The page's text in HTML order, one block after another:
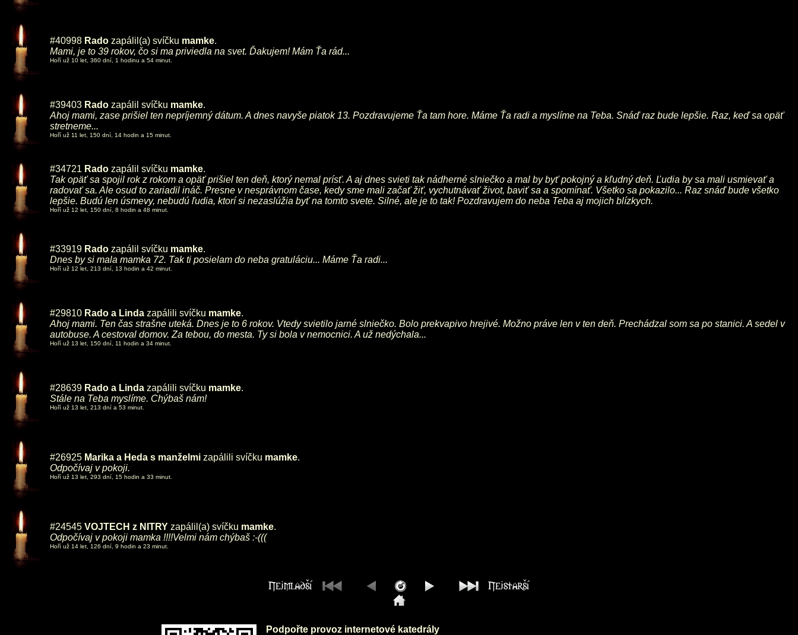
#40998 Rado zapálil(a) svíčku mamke.
Mami, je to 39 rokov, čo si ma priviedla na svet. Ďakujem! Mám Ťa rád...
Hoří už 10 let, 360 dní, 1 hodinu a 54 minut.
#39403 Rado zapálil svíčku mamke.
Ahoj mami, zase prišiel ten nepríjemný dátum. A dnes navyše piatok 13. Pozdravujeme Ťa tam hore. Máme Ťa radi a myslíme na Teba. Snáď raz bude lepšie. Raz, keď sa opäť
stretneme...
Hoří už 11 let, 150 dní, 14 hodin a 15 minut.
#34721 Rado zapálil svíčku mamke.
Tak opäť sa spojil rok z rokom a opäť prišiel ten deň, ktorý nemal prísť. A aj dnes svieti tak nádherné slniečko a mal by byť pokojný a kľudný deň. Ľudia by sa mali usmievať a
radovať sa. Ale osud to zariadil ináč. Presne v nesprávnom čase, kedy sme mali začať žiť, vychutnávať život, baviť sa a spomínať. Všetko sa pokazilo... Raz snáď bude všetko
lepšie. Budú len úsmevy, nebudú ľudia, ktorí si nezaslúžia byť na tomto svete. Silné, ale je to tak! Pozdravujem do neba Teba aj mojich blízkych.
Hoří už 12 let, 150 dní, 8 hodin a 48 minut.
#33919 Rado zapálil svíčku mamke.
Dnes by si mala mamka 72. Tak ti posielam do neba gratuláciu... Máme Ťa radi...
Hoří už 12 let, 213 dní, 13 hodin a 42 minut.
#29810 Rado a Linda zapálili svíčku mamke.
Ahoj mami. Ten čas strašne uteká. Dnes je to 6 rokov. Vtedy svietilo jarné slniečko. Bolo prekvapivo hrejivé. Možno práve len v ten deň. Prechádzal som sa po stanici. A sedel v
autobuse. A cestoval domov. Za tebou, do mesta. Ty si bola v nemocnici. A už nedýchala...
Hoří už 13 let, 150 dní, 11 hodin a 34 minut.
#28639 Rado a Linda zapálili svíčku mamke.
Stále na Teba myslíme. Chýbaš nám!
Hoří už 13 let, 213 dní a 53 minut.
#26925 Marika a Heda s manželmi zapálili svíčku mamke.
Odpočívaj v pokoji.
Hoří už 13 let, 293 dní, 15 hodin a 33 minut.
#24545 VOJTECH z NITRY zapálil(a) svíčku mamke.
Odpočívaj v pokoji mamka !!!!Velmi nám chýbaš :-(((
Hoří už 14 let, 126 dní, 9 hodin a 23 minut.
Podpořte provoz internetové katedrály